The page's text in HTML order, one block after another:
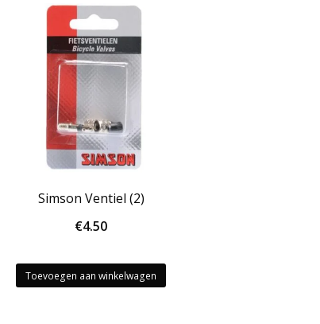
Simson Ventiel (2)
€4.50
Toevoegen aan winkelwagen